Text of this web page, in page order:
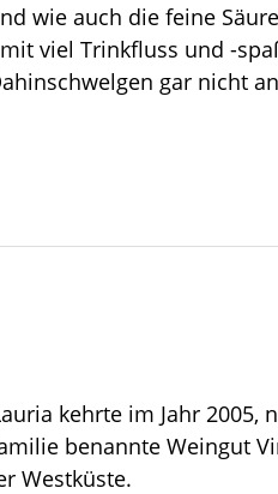
wie auch die feine
viel Trinkfluss und -
gar nicht
kehrte im Jahr
benannte Weingut
Westküste.